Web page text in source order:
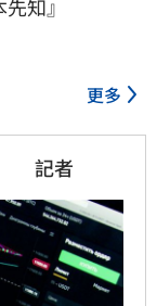
知』
更多
記者